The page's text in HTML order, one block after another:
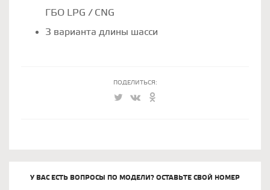
ГБО LPG / CNG
3 варианта длины шасси
ПОДЕЛИТЬСЯ:
У ВАС ЕСТЬ ВОПРОСЫ ПО МОДЕЛИ? ОСТАВЬТЕ СВОЙ НОМЕР